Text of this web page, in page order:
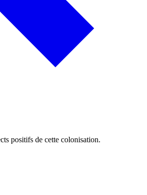
positifs de cette colonisation.